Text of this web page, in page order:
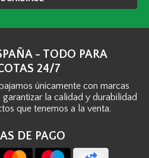
- TODO PARA
24/7
únicamente con marcas
garantizar la calidad y durabilidad
que tenemos a la venta.
DE PAGO